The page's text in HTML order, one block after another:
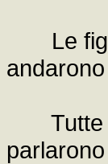
Le
Tutte le